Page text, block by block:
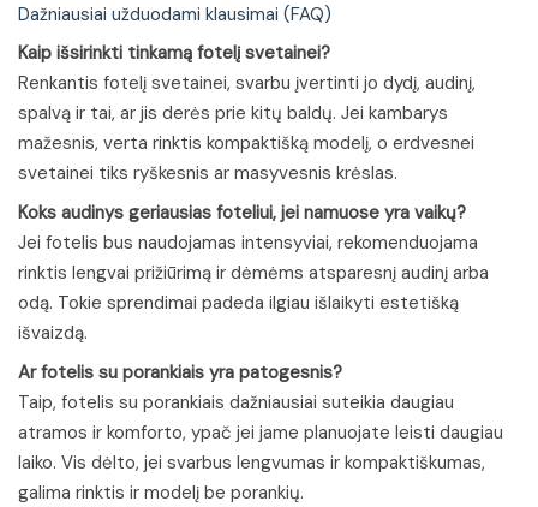
Dažniausiai užduodami klausimai (FAQ)
Kaip išsirinkti tinkamą fotelį svetainei?
Renkantis fotelį svetainei, svarbu įvertinti jo dydį, audinį,
spalvą ir tai, ar jis derės prie kitų baldų. Jei kambarys
mažesnis, verta rinktis kompaktišką modelį, o erdvesnei
svetainei tiks ryškesnis ar masyvesnis krėslas.
Koks audinys geriausias foteliui, jei namuose yra vaikų?
Jei fotelis bus naudojamas intensyviai, rekomenduojama
rinktis lengvai prižiūrimą ir dėmėms atsparesnį audinį arba
odą. Tokie sprendimai padeda ilgiau išlaikyti estetišką
išvaizdą.
Ar fotelis su porankiais yra patogesnis?
Taip, fotelis su porankiais dažniausiai suteikia daugiau
atramos ir komforto, ypač jei jame planuojate leisti daugiau
laiko. Vis dėlto, jei svarbus lengvumas ir kompaktiškumas,
galima rinktis ir modelį be porankių.